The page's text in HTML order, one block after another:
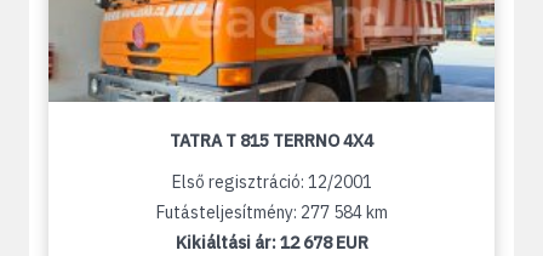
TATRA T 815 TERRNO 4X4
Első regisztráció: 12/2001
Futásteljesítmény: 277 584 km
Kikiáltási ár:12 678 EUR